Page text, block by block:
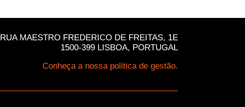
RUA MAESTRO FREDERICO DE FREITAS, 1E
1500-399 LISBOA, PORTUGAL
Conheça a nossa politica de gestão.